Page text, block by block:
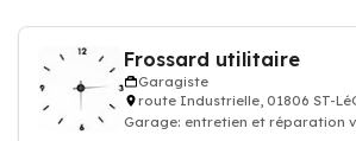
Frossard utilitaire
Garagiste
route Industrielle, 01806 ST-
Garage: entretien et réparation